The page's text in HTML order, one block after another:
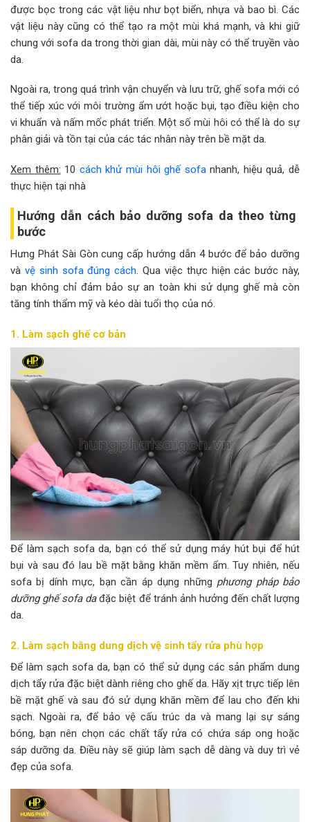
được bọc trong các vật liệu như bọt biển, nhựa và bao bì. Các
vật liệu này cũng có thể tạo ra một mùi khá mạnh, và khi giữ
chung với sofa da trong thời gian dài, mùi này có thể truyền vào
da.
Ngoài ra, trong quá trình vận chuyển và lưu trữ, ghế sofa mới có
thể tiếp xúc với môi trường ẩm ướt hoặc bụi, tạo điều kiện cho
vi khuẩn và nấm mốc phát triển. Một số mùi hôi có thể là do sự
phân giải và tồn tại của các tác nhân này trên bề mặt da.
Xem thêm: 10 cách khử mùi hôi ghế sofanhanh, hiệu quả, dễ
thực hiện tại nhà
Hướng dẫn cách bảo dưỡng sofa da theo từng
bước
Hưng Phát Sài Gòn cung cấp hướng dẫn 4 bước để bảo dưỡng
và vệ sinh sofa đúng cách. Qua việc thực hiện các bước này,
bạn không chỉ đảm bảo sự an toàn khi sử dụng ghế mà còn
tăng tính thẩm mỹ và kéo dài tuổi thọ của nó.
1. Làm sạch ghế cơ bản
Để làm sạch sofa da, bạn có thể sử dụng máy hút bụi để hút
bụi và sau đó lau bề mặt bằng khăn mềm ẩm. Tuy nhiên, nếu
sofa bị dính mực, bạn cần áp dụng những phương pháp bảo
dưỡng ghế sofa dađặc biệt để tránh ảnh hưởng đến chất lượng
da.
2. Làm sạch bằng dung dịch vệ sinh tẩy rửa phù hợp
Để làm sạch sofa da, bạn có thể sử dụng các sản phẩm dung
dịch tẩy rửa đặc biệt dành riêng cho ghế da. Hãy xịt trực tiếp lên
bề mặt ghế và sau đó sử dụng khăn mềm để lau cho đến khi
sạch. Ngoài ra, để bảo vệ cấu trúc da và mang lại sự sáng
bóng, bạn nên chọn các chất tẩy rửa có chứa sáp ong hoặc
sáp dưỡng da. Điều này sẽ giúp làm sạch dễ dàng và duy trì vẻ
đẹp của sofa.